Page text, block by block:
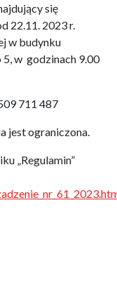
się
22.11. 2023 r.
w budynku
w godzinach 9.00
711 487
jest ograniczona.
„Regulamin”